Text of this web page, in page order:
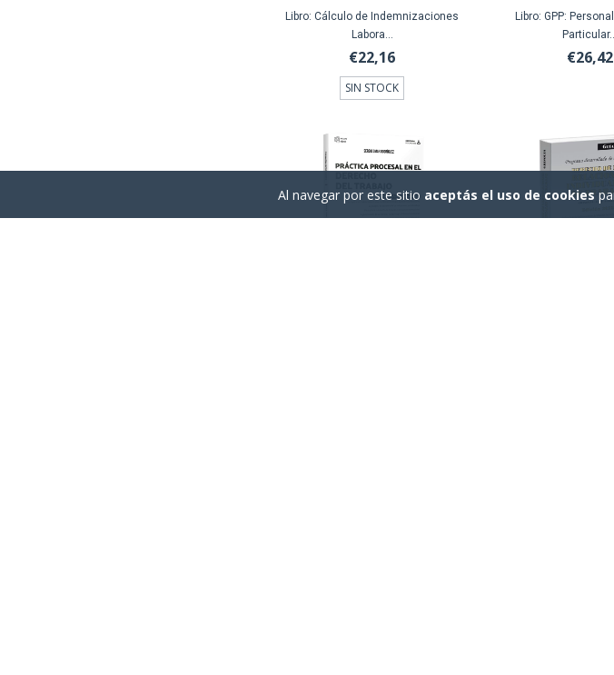
Al navegar por este sitio aceptás el uso de cookies
Libro: Cálculo de Indemnizaciones
Labora...
€22,16
SIN STOCK
Libro: GPP:
€26,42